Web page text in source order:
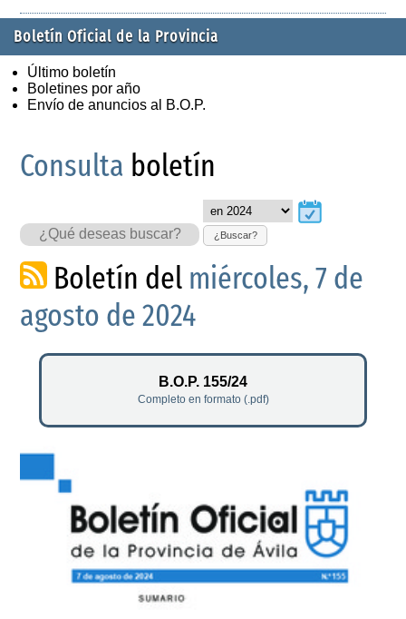
Boletín Oficial de la Provincia
Último boletín
Boletines por año
Envío de anuncios al B.O.P.
Consulta boletín
¿Buscar?
Boletín del miércoles, 7 de
agosto de 2024
B.O.P. 155/24
Completo en formato (.pdf)